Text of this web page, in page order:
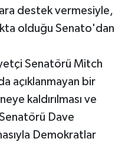
destek vermesiyle,
olduğu Senato'dan
Senatörü Mitch
açıklanmayan bir
kaldırılması ve
Dave
Demokratlar